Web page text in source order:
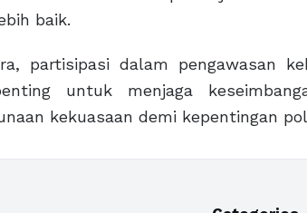
baik.
partisipasi dalam pengawasan
untuk menjaga
kekuasaan demi kepentingan